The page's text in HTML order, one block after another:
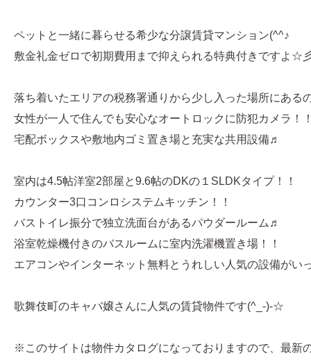
ペットと一緒に暮らせる希少な分譲賃貸マンション(^^♪
敷金礼金ゼロで初期費用まで抑えられる特典付きですよ☆
落ち着いたエリアの税務署通りから少し入った場所にある
女性が一人で住んでも安心なオートロックに防犯カメラ！
宅配ボックスや敷地内ゴミ置き場と充実な共用設備♬
室内は4.5帖洋室2部屋と9.6帖のDKの１SLDKタイプ！！
カウンター3口コンロシステムキッチン！！
バストイレ振分で独立洗面台があるパウダールーム♬
浴室乾燥機付きのバスルームに室内洗濯機置き場！！
エアコンやインターネット無料とうれしい人気の設備がい
歌舞伎町のキャバ嬢さんに人気の賃貸物件です(^_-)-☆
※このサイトは物件カタログになっておりますので、最新